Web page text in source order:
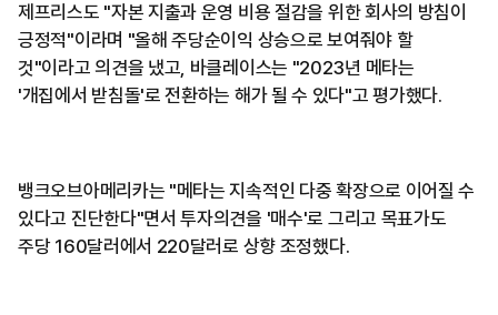
제프리스도 "자본 지출과 운영 비용 절감을 위한 회사의 방침이
긍정적"이라며 "올해 주당순이익 상승으로 보여줘야 할
것"이라고 의견을 냈고, 바클레이스는 "2023년 메타는
'개집에서 받침돌'로 전환하는 해가 될 수 있다"고 평가했다.
뱅크오브아메리카는 "메타는 지속적인 다중 확장으로 이어질 수
있다고 진단한다"면서 투자의견을 '매수'로 그리고 목표가도
주당 160달러에서 220달러로 상향 조정했다.